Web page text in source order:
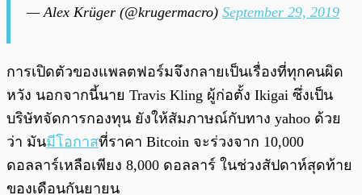
— Alex Krüger (@krugermacro) September 29, 2019
การเปิดตัวของแพลตฟอร์มจึงกลายเป็นเรื่องที่ทุกคนผิด
หวัง นอกจากนี้นาย Travis Kling ผู้ก่อตั้ง Ikigai ซึ่งเป็น
บริษัทจัดการกองทุน ยังให้สัมภาษณ์กับทาง yahoo ด้วย
ว่า มันมีโอกาสที่ราคา Bitcoin จะร่วงจาก 10,000
ดอลลาร์เหลือเพียง 8,000 ดอลลาร์ ในช่วงสัปดาห์สุดท้าย
ของเดือนกันยายน